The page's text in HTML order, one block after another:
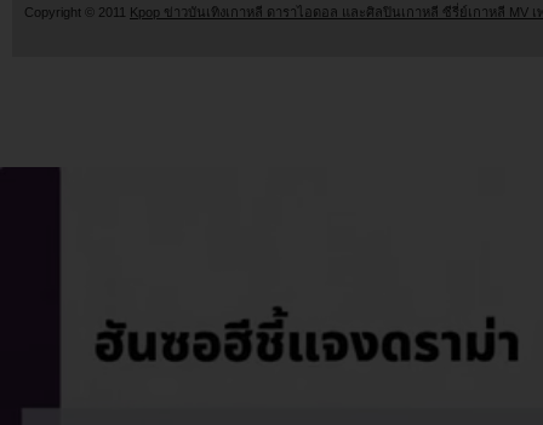
Copyright © 2011 Kpop ข่าวบันเทิงเกาหลี ดาราไอดอล และศิลปินเกาหลี ซีรี่ย์เกาหลี MV